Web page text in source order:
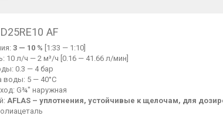
D25RE10 AF
3 — 10 % [1:33 — 1:10]
10 л/ч — 2 м³/ч [0.16 — 41.66 л/мин]
0.3 — 4 бар
воды: 5 — 40°C
G¾" наружная
AFLAS – уплотнения, устойчивые к щелочам, для